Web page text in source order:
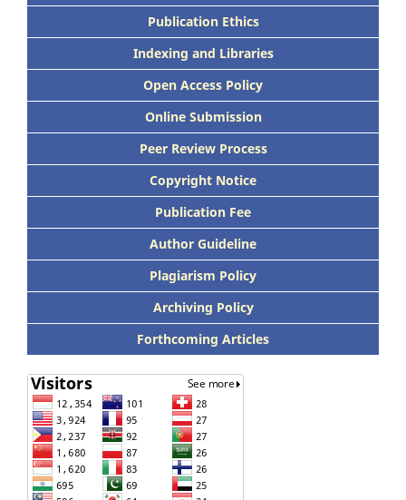
Publication Ethics
Indexing and Libraries
Open Access Policy
Online Submission
Peer Review Process
Copyright Notice
Publication Fee
Author Guideline
Plagiarism Policy
Archiving Policy
Forthcoming Articles